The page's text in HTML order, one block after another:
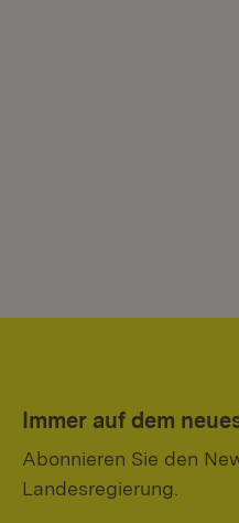
Immer auf dem
Abonnieren Sie den
Landesregierung.